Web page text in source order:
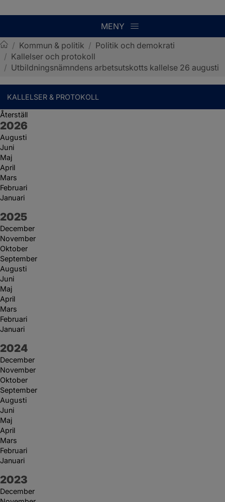
MENY
Sotenäs kommun
/ Kommun & politik / Politik och demokrati
/ Kallelser och protokoll
/ Utbildningsnämndens arbetsutskotts kallelse 26 augusti
KALLELSER & PROTOKOLL
Återställ
År:
2026
Augusti
Juni
Maj
April
Mars
Februari
Januari
År:
2025
December
November
Oktober
September
Augusti
Juni
Maj
April
Mars
Februari
Januari
År:
2024
December
November
Oktober
September
Augusti
Juni
Maj
April
Mars
Februari
Januari
År:
2023
December